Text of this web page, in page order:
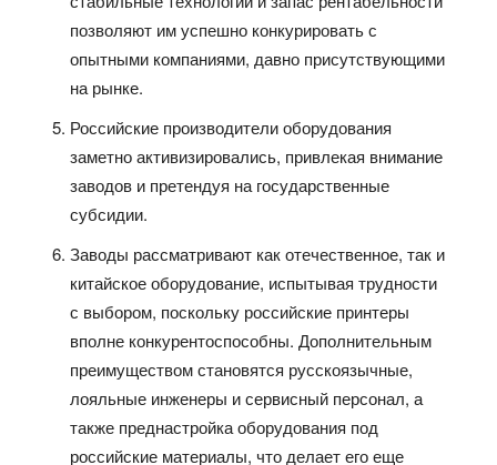
позволяют им успешно конкурировать с
опытными компаниями, давно присутствующими
на рынке.
Российские производители оборудования
заметно активизировались, привлекая внимание
заводов и претендуя на государственные
субсидии.
Заводы рассматривают как отечественное, так и
китайское оборудование, испытывая трудности
с выбором, поскольку российские принтеры
вполне конкурентоспособны. Дополнительным
преимуществом становятся русскоязычные,
лояльные инженеры и сервисный персонал, а
также преднастройка оборудования под
российские материалы, что делает его еще